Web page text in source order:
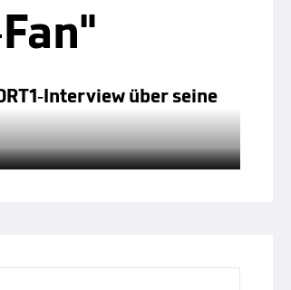
Interview über seine